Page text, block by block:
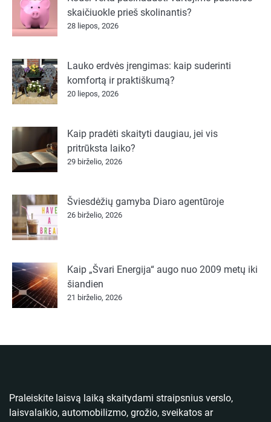
skaičiuokle prieš skolinantis?
28 liepos, 2026
Lauko erdvės įrengimas: kaip suderinti
komfortą ir praktiškumą?
20 liepos, 2026
Kaip pradėti skaityti daugiau, jei vis
pritrūksta laiko?
29 birželio, 2026
Šviesdėžių gamyba Diaro agentūroje
26 birželio, 2026
Kaip „Švari Energija“ augo nuo 2009 metų iki
šiandien
21 birželio, 2026
Praleiskite laisvą laiką skaitydami straipsnius verslo,
laisvalaikio, automobilizmo, grožio, sveikatos ar